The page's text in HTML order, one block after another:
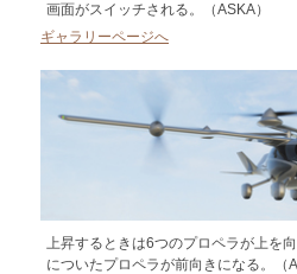
画面がスイッチされる。（ASKA）
ギャラリーページへ
上昇するときは6つのプロペラが上を
についたプロペラが前向きになる。（